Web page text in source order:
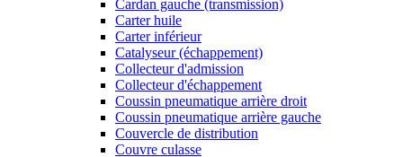
Cardan gauche (transmission)
Carter huile
Carter inférieur
Catalyseur (échappement)
Collecteur d'admission
Collecteur d'échappement
Coussin pneumatique arrière droit
Coussin pneumatique arrière gauche
Couvercle de distribution
Couvre culasse